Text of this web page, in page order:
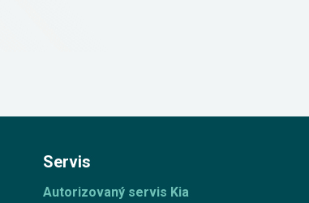
Servis
Autorizovaný servis Kia